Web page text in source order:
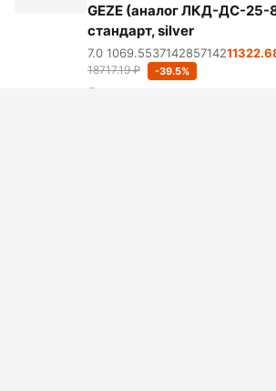
GEZE (аналог ЛКД-ДС-25-
стандарт, silver
7.0 1069.5537142857142
18717.19 ₽ -39.5%
Доводчики